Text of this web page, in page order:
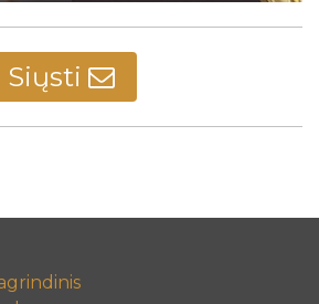
Siųsti